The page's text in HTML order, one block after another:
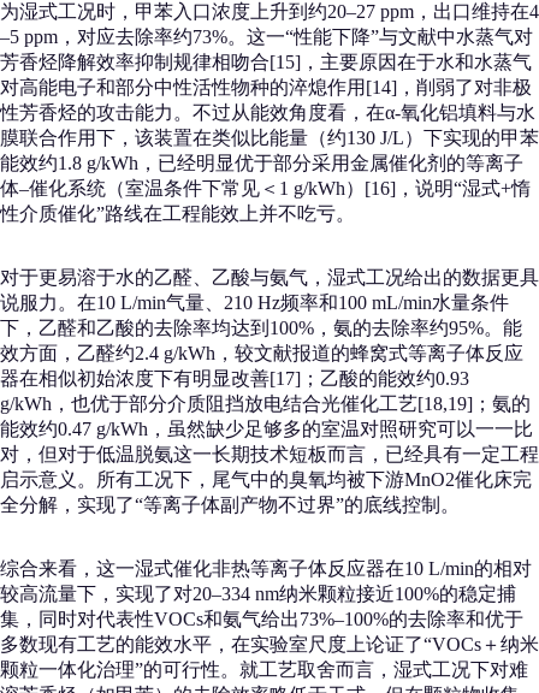
为湿式工况时，甲苯入口浓度上升到约20–27 ppm，出口维持在4
–5 ppm，对应去除率约73%。这一“性能下降”与文献中水蒸气对
芳香烃降解效率抑制规律相吻合[15]，主要原因在于水和水蒸气
对高能电子和部分中性活性物种的淬熄作用[14]，削弱了对非极
性芳香烃的攻击能力。不过从能效角度看，在α-氧化铝填料与水
膜联合作用下，该装置在类似比能量（约130 J/L）下实现的甲苯
能效约1.8 g/kWh，已经明显优于部分采用金属催化剂的等离子
体–催化系统（室温条件下常见＜1 g/kWh）[16]，说明“湿式+惰
性介质催化”路线在工程能效上并不吃亏。
对于更易溶于水的乙醛、乙酸与氨气，湿式工况给出的数据更具
说服力。在10 L/min气量、210 Hz频率和100 mL/min水量条件
下，乙醛和乙酸的去除率均达到100%，氨的去除率约95%。能
效方面，乙醛约2.4 g/kWh，较文献报道的蜂窝式等离子体反应
器在相似初始浓度下有明显改善[17]；乙酸的能效约0.93
g/kWh，也优于部分介质阻挡放电结合光催化工艺[18,19]；氨的
能效约0.47 g/kWh，虽然缺少足够多的室温对照研究可以一一比
对，但对于低温脱氨这一长期技术短板而言，已经具有一定工程
启示意义。所有工况下，尾气中的臭氧均被下游MnO2催化床完
全分解，实现了“等离子体副产物不过界”的底线控制。
综合来看，这一湿式催化非热等离子体反应器在10 L/min的相对
较高流量下，实现了对20–334 nm纳米颗粒接近100%的稳定捕
集，同时对代表性VOCs和氨气给出73%–100%的去除率和优于
多数现有工艺的能效水平，在实验室尺度上论证了“VOCs＋纳米
颗粒一体化治理”的可行性。就工艺取舍而言，湿式工况下对难